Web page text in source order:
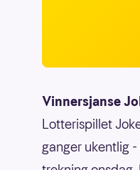
Vinnersjanse
Lotterispillet
ganger ukentlig